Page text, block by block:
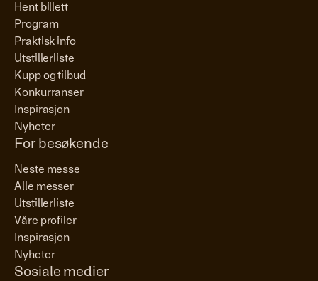
Hent billett
Program
Praktisk info
Utstillerliste
Kupp og tilbud
Konkurranser
Inspirasjon
Nyheter
For besøkende
Neste messe
Alle messer
Utstillerliste
Våre profiler
Inspirasjon
Nyheter
Sosiale medier